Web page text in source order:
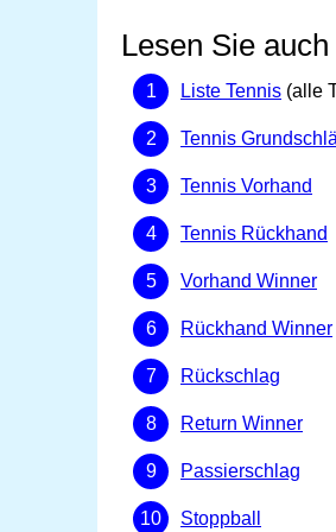
Lesen Sie auch
Liste Tennis (alle
Tennis
Tennis Vorhand
Tennis Rückhand
Vorhand Winner
Rückhand Winner
Rückschlag
Return Winner
Passierschlag
Stoppball